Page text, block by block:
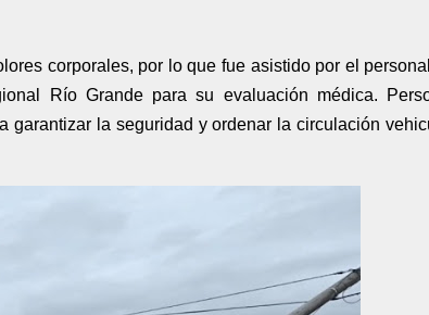
corporales, por lo que fue asistido por el
Río Grande para su evaluación médica.
garantizar la seguridad y ordenar la circulación